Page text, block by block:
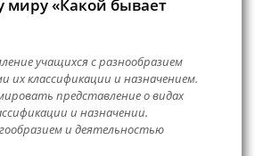
«Какой бывает
учащихся с разнообразием
их классификации и назначением.
представление о видах
и назначении.
и деятельностью